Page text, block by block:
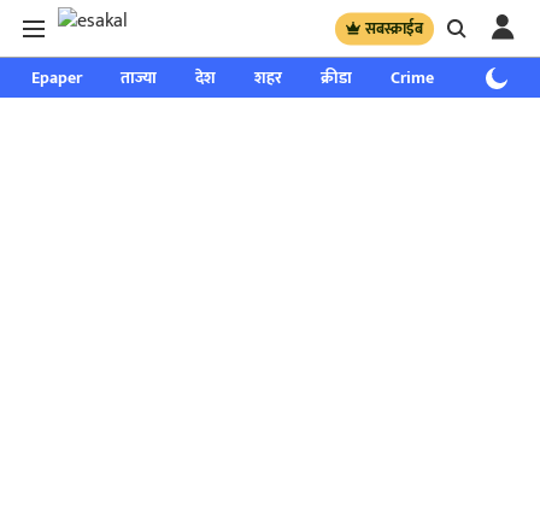
सबस्क्राईब
Epaper ताज्या देश शहर क्रीडा Crime साप्ताहिक